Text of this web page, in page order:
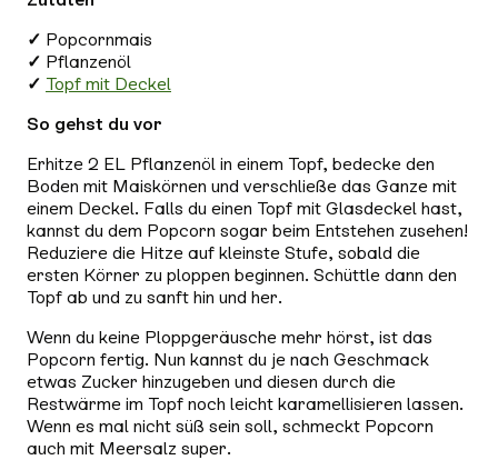
✓ Popcornmais
✓ Pflanzenöl
✓ Topf mit Deckel
So gehst du vor
Erhitze 2 EL Pflanzenöl in einem Topf, bedecke den
Boden mit Maiskörnen und verschließe das Ganze mit
einem Deckel. Falls du einen Topf mit Glasdeckel hast,
kannst du dem Popcorn sogar beim Entstehen zusehen!
Reduziere die Hitze auf kleinste Stufe, sobald die
ersten Körner zu ploppen beginnen. Schüttle dann den
Topf ab und zu sanft hin und her.
Wenn du keine Ploppgeräusche mehr hörst, ist das
Popcorn fertig. Nun kannst du je nach Geschmack
etwas Zucker hinzugeben und diesen durch die
Restwärme im Topf noch leicht karamellisieren lassen.
Wenn es mal nicht süß sein soll, schmeckt Popcorn
auch mit Meersalz super.